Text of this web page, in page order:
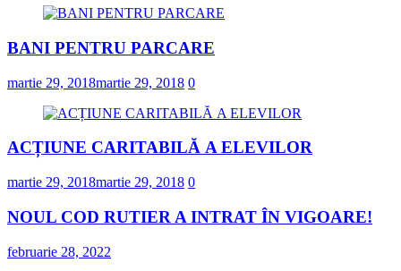
BANI PENTRU PARCARE
martie 29, 2018martie 29, 2018 0
ACȚIUNE CARITABILĂ A ELEVILOR
martie 29, 2018martie 29, 2018 0
NOUL COD RUTIER A INTRAT ÎN VIGOARE!
februarie 28, 2022